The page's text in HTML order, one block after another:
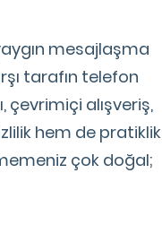
mesajlaşma
tarafın telefon
çevrimiçi alışveriş,
hem de pratiklik
çok doğal;